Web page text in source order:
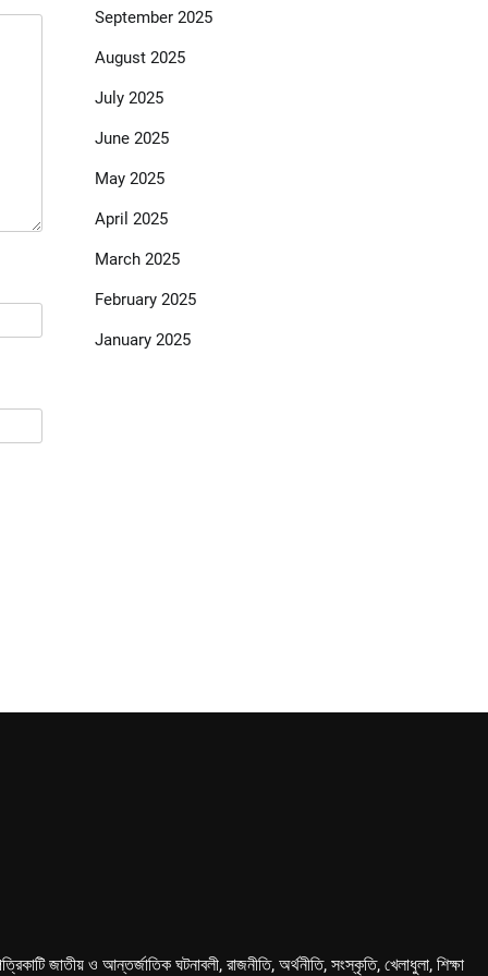
September 2025
August 2025
July 2025
June 2025
May 2025
April 2025
March 2025
February 2025
January 2025
জাতীয় ও আন্তর্জাতিক ঘটনাবলী, রাজনীতি, অর্থনীতি, সংস্কৃতি, খেলাধুলা, শিক্ষা